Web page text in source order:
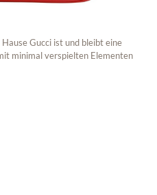
Gucci ist und bleibt eine
minimal verspielten Elementen